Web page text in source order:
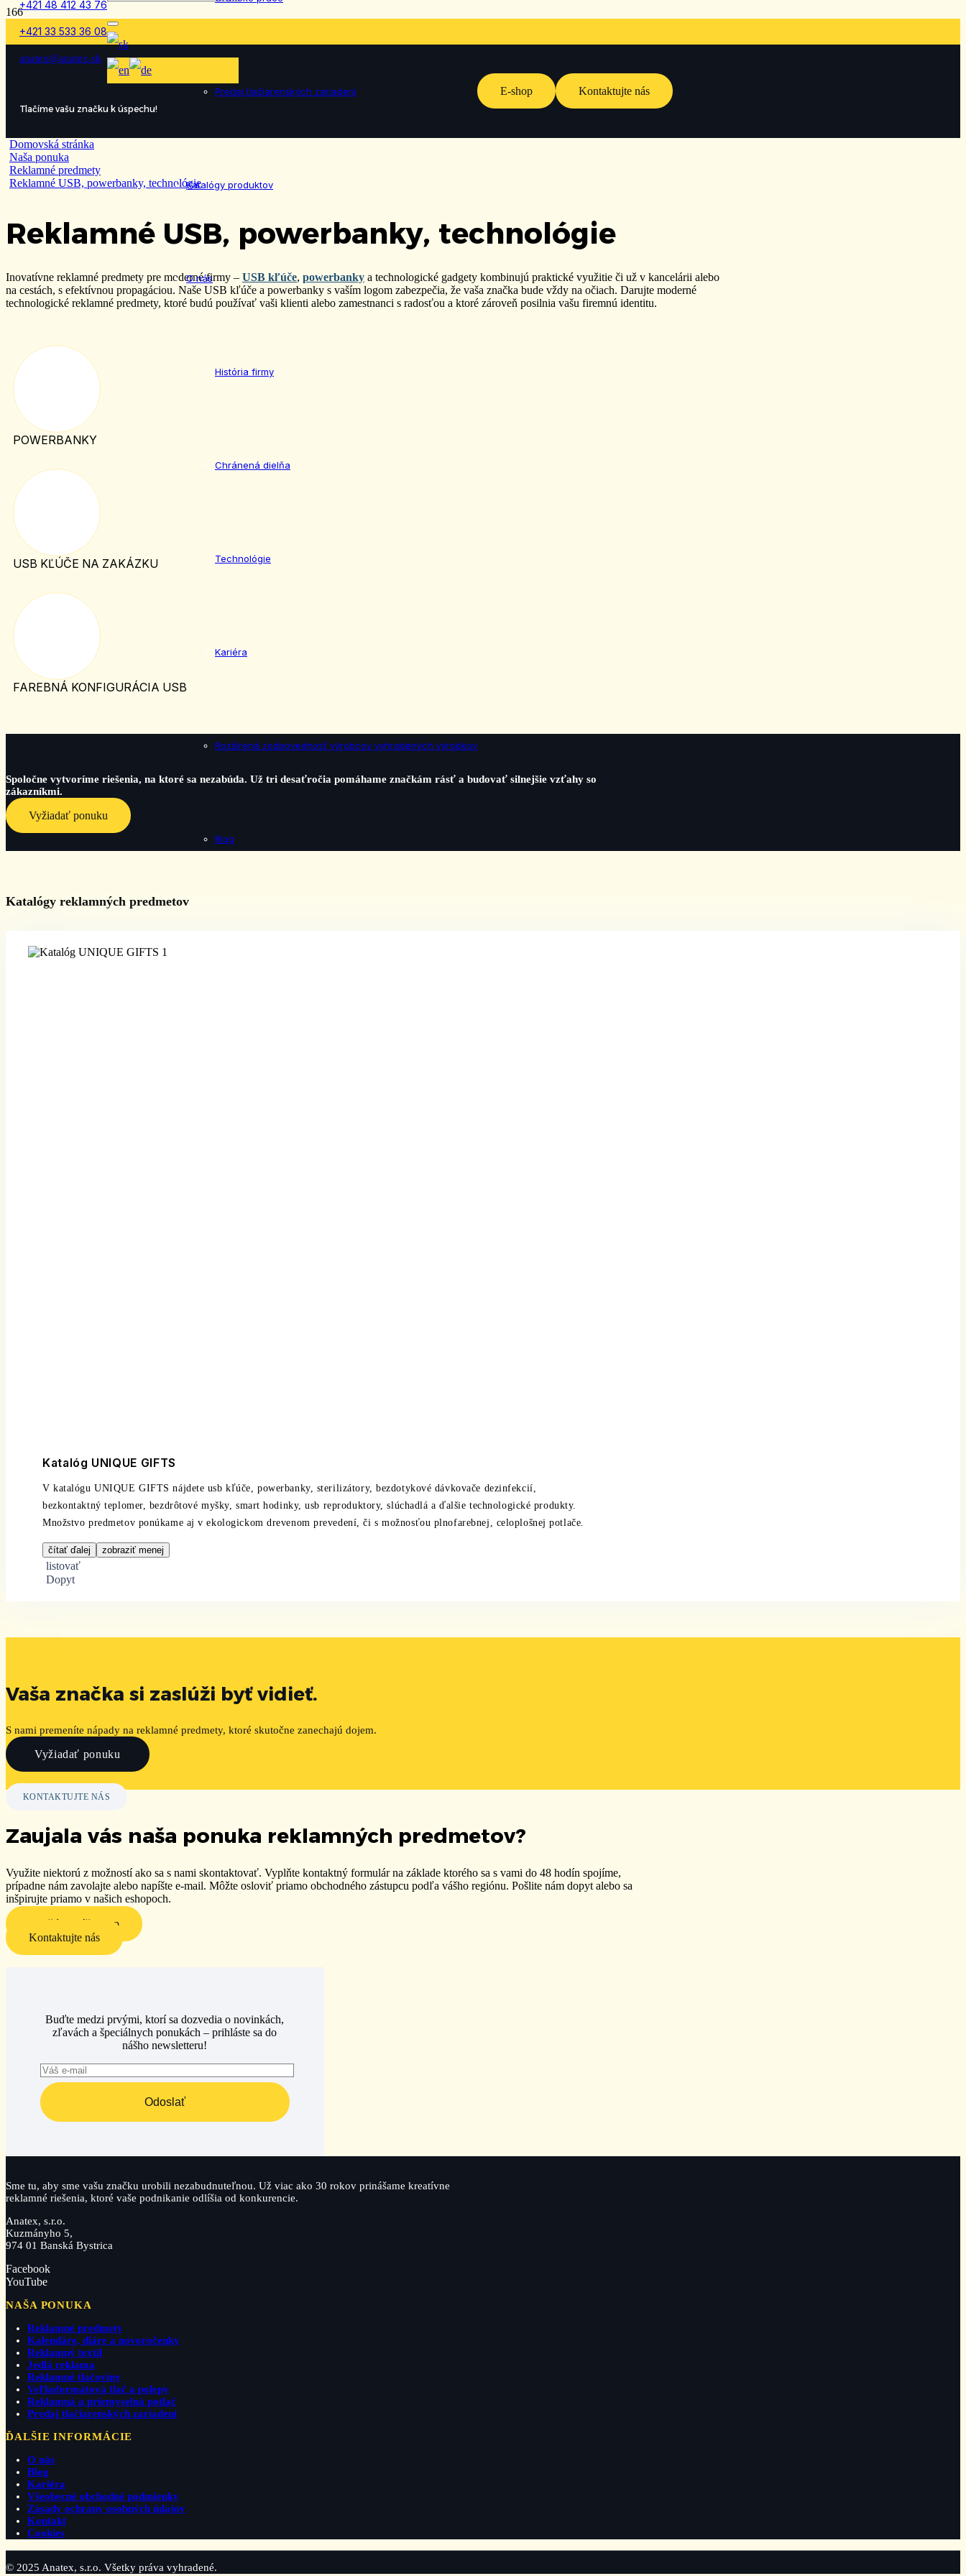
+421 48 412 43 76
+421 33 533 36 08
anatex@anatex.sk
Tlačíme vašu značku k úspechu!
Predaj tlačiarenských zariadení
Katalógy produktov
O nás
História firmy
Chránená dielňa
Technológie
Kariéra
Rozšírená zodpovednosť výrobcov vyhradených výrobkov
Blog
E-shop Kontaktujte nás
Domovská stránka
Naša ponuka
Reklamné predmety
Reklamné USB, powerbanky, technológie
Reklamné USB, powerbanky, technológie
Inovatívne reklamné predmety pre moderné firmy – USB kľúče, powerbanky a technologické gadgety kombinujú praktické využitie či už v kancelárii alebo
na cestách, s efektívnou propagáciou. Naše USB kľúče a powerbanky s vaším logom zabezpečia, že vaša značka bude vždy na očiach. Darujte moderné
technologické reklamné predmety, ktoré budú používať vaši klienti alebo zamestnanci s radosťou a ktoré zároveň posilnia vašu firemnú identitu.
POWERBANKY
USB KĽÚČE NA ZAKÁZKU
FAREBNÁ KONFIGURÁCIA USB
Spoločne vytvoríme riešenia, na ktoré sa nezabúda. Už tri desaťročia pomáhame značkám rásť a budovať silnejšie vzťahy so
zákazníkmi.
Vyžiadať ponuku
Katalógy reklamných predmetov
Katalóg UNIQUE GIFTS
V katalógu UNIQUE GIFTS nájdete usb kľúče, powerbanky, sterilizátory, bezdotykové dávkovače dezinfekcií,
bezkontaktný teplomer, bezdrôtové myšky, smart hodinky, usb reproduktory, slúchadlá a ďalšie technologické produkty.
Množstvo predmetov ponúkame aj v ekologickom drevenom prevedení, či s možnosťou plnofarebnej, celoplošnej potlače.
čítať ďalej zobraziť menej
listovať
Dopyt
Vaša značka si zaslúži byť vidieť.
S nami premeníte nápady na reklamné predmety, ktoré skutočne zanechajú dojem.
Vyžiadať ponuku
KONTAKTUJTE NÁS
Zaujala vás naša ponuka reklamných predmetov?
Využite niektorú z možností ako sa s nami skontaktovať. Vyplňte kontaktný formulár na základe ktorého sa s vami do 48 hodín spojíme,
prípadne nám zavolajte alebo napíšte e-mail. Môžte osloviť priamo obchodného zástupcu podľa vášho regiónu. Pošlite nám dopyt alebo sa
inšpirujte priamo v našich eshopoch.
Navštívte náš eshop
Kontaktujte nás
Buďte medzi prvými, ktorí sa dozvedia o novinkách,
zľavách a špeciálnych ponukách – prihláste sa do
nášho newsletteru!
Odoslať
Sme tu, aby sme vašu značku urobili nezabudnuteľnou. Už viac ako 30 rokov prinášame kreatívne
reklamné riešenia, ktoré vaše podnikanie odlíšia od konkurencie.
Anatex, s.r.o.
Kuzmányho 5,
974 01 Banská Bystrica
Facebook
YouTube
NAŠA PONUKA
Reklamné predmety
Kalendáre, diáre a novoročenky
Reklamný textil
Jedlá reklama
Reklamné tlačoviny
Veľkoformátová tlač a polepy
Reklamná a priemyselná potlač
Predaj tlačiarenských zariadení
ĎALŠIE INFORMÁCIE
O nás
Blog
Kariéra
Všeobecné obchodné podmienky
Zásady ochrany osobných údajov
Kontakt
Cookies
© 2025 Anatex, s.r.o. Všetky práva vyhradené.